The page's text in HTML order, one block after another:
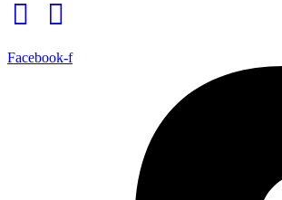
Facebook-f